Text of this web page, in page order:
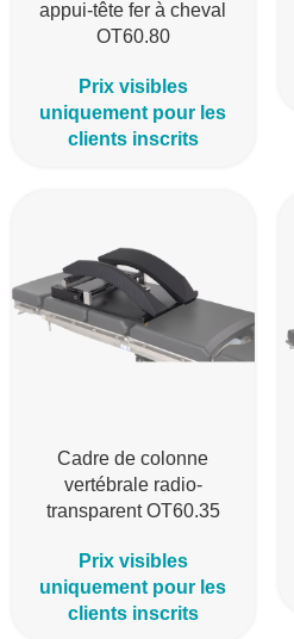
appui-tête fer à cheval
OT60.80
Prix visibles
uniquement pour les
clients inscrits
Cadre de colonne
vertébrale radio-
transparent OT60.35
Prix visibles
uniquement pour les
clients inscrits